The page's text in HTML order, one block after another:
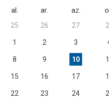
al. ar. az.
25 26 27
1 2 3
8 9 10
15 16 17
22 23 24